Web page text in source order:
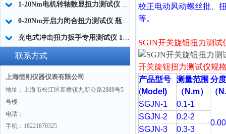
1-20Nm电机转轴数显扭力测试仪 精密转轴数显扭矩测量仪
0-20Nm开启力闭合扭力测试仪 瓶盖扭矩数显测定仪
充电式冲击扭力扳手专用测试仪 10-200NM量程适配
联系方式
上海恒刚仪器仪表有限公司
地址：上海市松江区新桥镇九新公路2888号5
号楼
电话：
手机：18221870325
校正电动风动螺丝批、
等。
SGJN开关旋钮扭力测试
开关旋钮扭力测试仪规
产品型号
(Model)
测量范围
（N.m）
分
（
SGJN-1
0.1-1
SGJN-2
0.2-2
SGJN-3
0.3-3